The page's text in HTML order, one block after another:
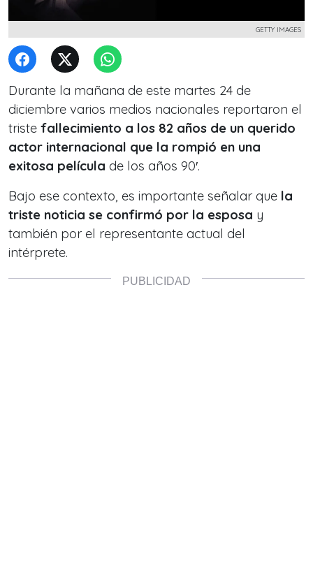
GETTY IMAGES
Durante la mañana de este martes 24 de
diciembre varios medios nacionales reportaron el
triste fallecimiento a los 82 años de un querido
actor internacional que la rompió en una
exitosa película de los años 90′.
Bajo ese contexto, es importante señalar que la
triste noticia se confirmó por la esposa y
también por el representante actual del
intérprete.